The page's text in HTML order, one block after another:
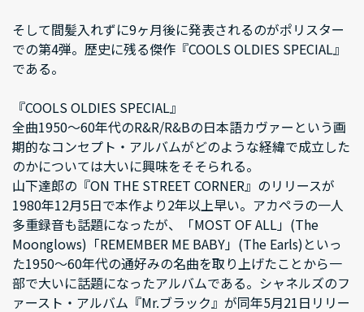
そして間髪入れずに9ヶ月後に発表されるのがポリスター
での第4弾。歴史に残る傑作『COOLS OLDIES SPECIAL』
である。
『COOLS OLDIES SPECIAL』
全曲1950～60年代のR&R/R&Bの日本語カヴァーという画
期的なコンセプト・アルバムがどのような経緯で成立した
のかについては大いに興味をそそられる。
山下達郎の『ON THE STREET CORNER』のリリースが
1980年12月5日で本作より2年以上早い。アカペラの一人
多重録音も話題になったが、「MOST OF ALL」(The
Moonglows)「REMEMBER ME BABY」(The Earls)といっ
た1950～60年代の通好みの名曲を取り上げたことから一
部で大いに話題になったアルバムである。シャネルズのフ
ァースト・アルバム『Mr.ブラック』が同年5月21日リリー